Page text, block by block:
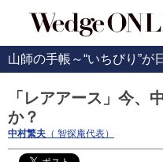
山師の手帳～“いちびり”が
「レアアース」今、
か？
中村繁夫 （ 智探庵代表）